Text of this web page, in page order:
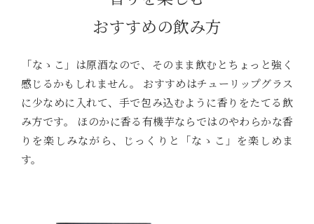
おすすめの飲み方
「なゝこ」は原酒なので、そのまま飲むとちょっと強く
感じるかもしれません。 おすすめはチューリップグラス
に少なめに入れて、手で包み込むように香りをたてる飲
み方です。 ほのかに香る有機芋ならではのやわらかな香
りを楽しみながら、じっくりと「なゝこ」を楽しめま
す。